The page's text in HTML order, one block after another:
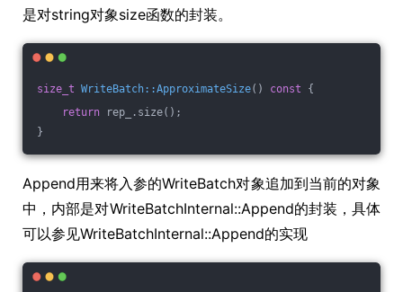
是对string对象size函数的封装。
size_t WriteBatch::ApproximateSize() const
{
return rep_.size();
}
Append用来将入参的WriteBatch对象追加到当前的对象
中，内部是对WriteBatchInternal::Append的封装，具体
可以参见WriteBatchInternal::Append的实现